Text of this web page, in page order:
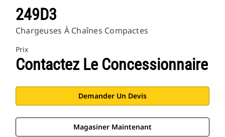
249D3
Chargeuses À Chaînes Compactes
Prix
Contactez Le Concessionnaire
Demander Un Devis
Magasiner Maintenant